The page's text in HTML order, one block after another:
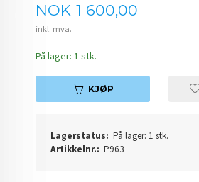
Pris
NOK 1 600,00
inkl. mva.
På lager: 1 stk.
KJØP
Lagerstatus: På lager: 1 stk.
Artikkelnr.: P963